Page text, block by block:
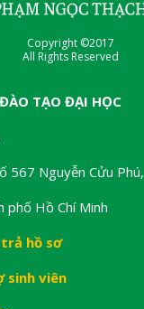
Copyright ©2017
All Rights Reserved
TẠO ĐẠI HỌC
567 Nguyễn Cửu Phú,
phố Hồ Chí Minh
trả hồ sơ
sinh viên